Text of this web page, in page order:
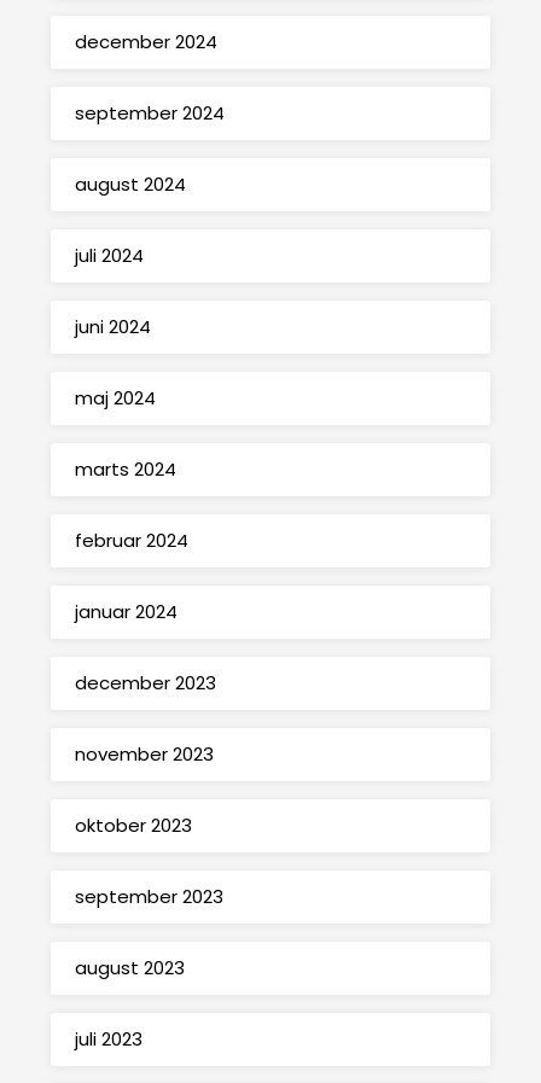
december 2024
september 2024
august 2024
juli 2024
juni 2024
maj 2024
marts 2024
februar 2024
januar 2024
december 2023
november 2023
oktober 2023
september 2023
august 2023
juli 2023